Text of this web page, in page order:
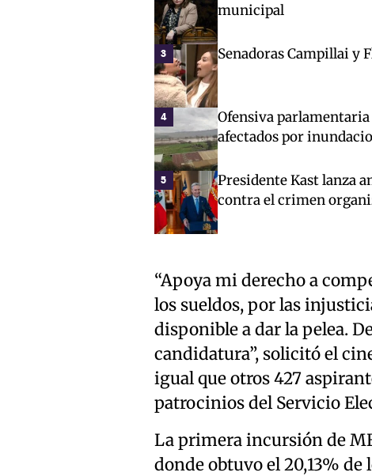
municipal
3 Senadoras Campillai y
4
Ofensiva
afectados por
5
Presidente Kast lanza
contra el crimen
“Apoya mi derecho a
los sueldos, por las
disponible a dar la pelea.
candidatura”, solicitó el
igual que otros 427
patrocinios del Servicio
La primera incursión de
donde obtuvo el 20,13%